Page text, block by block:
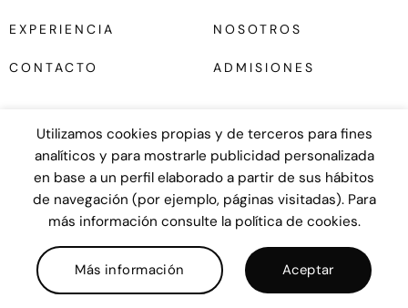
NOSOTROS
ADMISIONES
EXPERIENCIA
CONTACTO
Diseño web UNANIME
COPYRIGHT © 2026Política de Privacidad |Cookies
Aviso legal|Términos y Condiciones|Buzón Ético
Utilizamos cookies propias y de terceros para fines
analíticos y para mostrarle publicidad personalizada
en base a un perfil elaborado a partir de sus hábitos
de navegación (por ejemplo, páginas visitadas). Para
más información consulte la política de cookies.
Más información Aceptar